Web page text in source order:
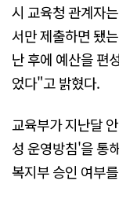
시 교육청 관계자
서만 제출하면 됐
난 후에 예산을 편
었다"고 밝혔다.
교육부가 지난달
성 운영방침'을 통
복지부 승인 여부